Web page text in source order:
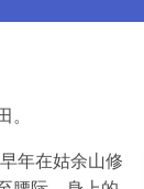
年在姑余山修